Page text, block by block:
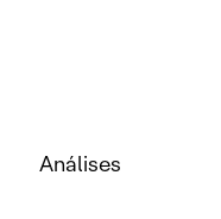
Análises